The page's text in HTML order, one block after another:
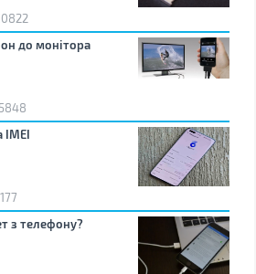
до монітора
IMEI
з телефону?